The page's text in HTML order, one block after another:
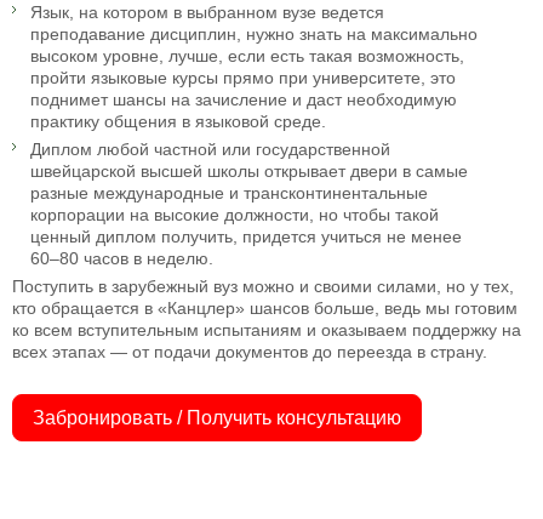
Язык, на котором в выбранном вузе ведется
преподавание дисциплин, нужно знать на максимально
высоком уровне, лучше, если есть такая возможность,
пройти языковые курсы прямо при университете, это
поднимет шансы на зачисление и даст необходимую
практику общения в языковой среде.
Диплом любой частной или государственной
швейцарской высшей школы открывает двери в самые
разные международные и трансконтинентальные
корпорации на высокие должности, но чтобы такой
ценный диплом получить, придется учиться не менее
60–80 часов в неделю.
Поступить в зарубежный вуз можно и своими силами, но у тех,
кто обращается в «Канцлер» шансов больше, ведь мы готовим
ко всем вступительным испытаниям и оказываем поддержку на
всех этапах — от подачи документов до переезда в страну.
Забронировать / Получить консультацию